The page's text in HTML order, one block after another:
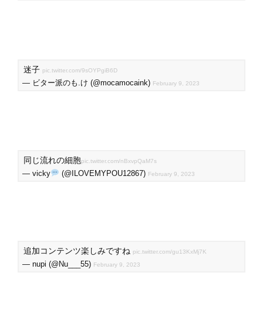
迷子 pic.twitter.com/9sOYPgiB6D
— ビター派のも.け (@mocamocaink) February 9, 2023
同じ流れの細胞pic.twitter.com/nBxvpQaM7s
— vicky (@ILOVEMYPOU12867) February 9, 2023
追加コンテンツ楽しみですね pic.twitter.com/gu13KxMj7K
— nupi (@Nu___55) February 9, 2023